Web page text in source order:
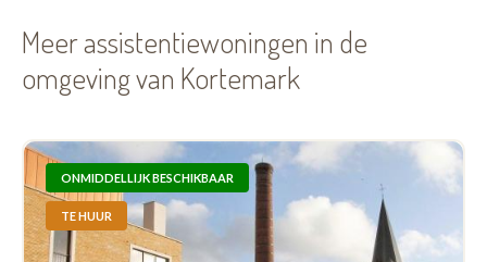
Meer assistentiewoningen in de
omgeving van Kortemark
ONMIDDELLIJK BESCHIKBAAR
TE HUUR